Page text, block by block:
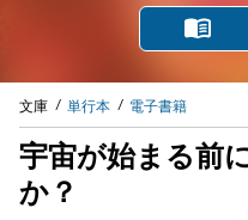
文庫 単行本 電子書籍
宇宙が始まる前
か？